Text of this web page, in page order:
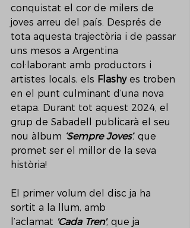
conquistat el cor de milers de
joves arreu del país. Després de
tota aquesta trajectòria i de passar
uns mesos a Argentina
col·laborant amb productors i
artistes locals, els Flashy es troben
en el punt culminant d’una nova
etapa. Durant tot aquest 2024, el
grup de Sabadell publicarà el seu
nou àlbum ‘Sempre Joves’, que
promet ser el millor de la seva
història!
El primer volum del disc ja ha
sortit a la llum, amb
l’aclamat 'Cada Tren', que ja